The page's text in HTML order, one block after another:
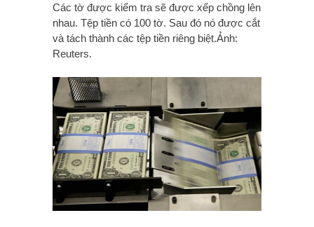
Các tờ được kiểm tra sẽ được xếp chồng lên
nhau. Tệp tiền có 100 tờ. Sau đó nó được cắt
và tách thành các tệp tiền riêng biệt.Ảnh:
Reuters.